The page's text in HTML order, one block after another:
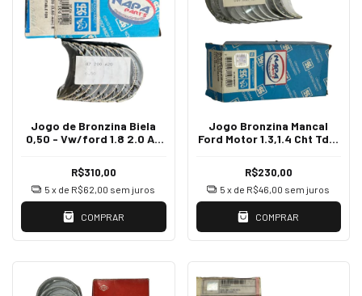
Jogo de Bronzina Biela
0,50 - Vw/ford 1.8 2.0 Ap
R$310,00
5 x de R$62,00 sem juros
COMPRAR
Jogo Bronzina Mancal
Ford Motor 1.3,1.4 Cht Tds.
R$230,00
5 x de R$46,00 sem juros
COMPRAR